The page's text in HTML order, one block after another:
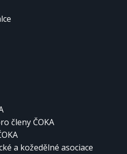
členy ČOKA
a kožedělné asociace